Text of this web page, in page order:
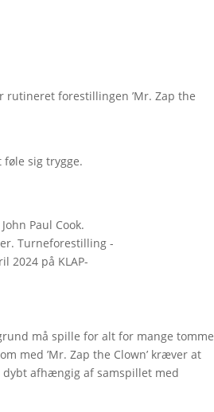
rutineret forestillingen ’Mr. Zap the
sig trygge.
Paul Cook.
Turneforestilling -
2024 på KLAP-
må spille for alt for mange tomme
med ’Mr. Zap the Clown’ kræver at
afhængig af samspillet med